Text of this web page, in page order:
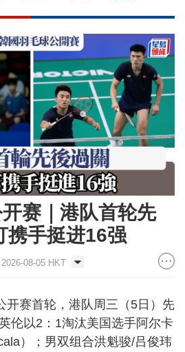
赛｜港队首轮先
携手挺进16强
08-05 HKT
开赛首轮，港队周三（5日）先
伦以2：1淘汰美国选手阿尔卡
）；男双组合洪魁骏/吕俊玮